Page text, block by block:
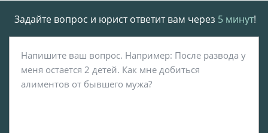
Задайте вопрос и юрист ответит вам через 5 минут!